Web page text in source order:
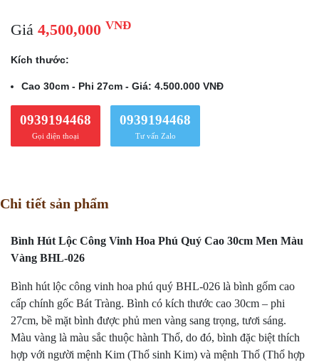
Giá 4,500,000 VNĐ
Kích thước:
Cao 30cm - Phi 27cm - Giá: 4.500.000 VNĐ
0939194468
Gọi điện thoại
0939194468
Tư vấn Zalo
Chi tiết sản phẩm
Bình Hút Lộc Công Vinh Hoa Phú Quý Cao 30cm Men Màu
Vàng BHL-026
Bình hút lộc công vinh hoa phú quý BHL-026 là bình gốm cao
cấp chính gốc Bát Tràng. Bình có kích thước cao 30cm – phi
27cm, bề mặt bình được phủ men vàng sang trọng, tươi sáng.
Màu vàng là màu sắc thuộc hành Thổ, do đó, bình đặc biệt thích
hợp với người mệnh Kim (Thổ sinh Kim) và mệnh Thổ (Thổ hợp